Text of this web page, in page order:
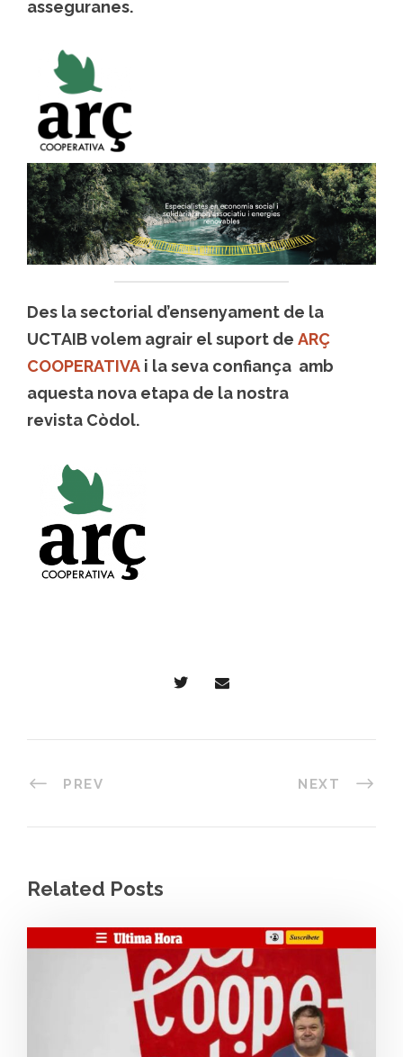
asseguranes.
Des la sectorial d’ensenyament de la
UCTAIB volem agrair el suport de ARÇ
COOPERATIVA i la seva confiança amb
aquesta nova etapa de la nostra
revista Còdol.
PREV NEXT
Related Posts